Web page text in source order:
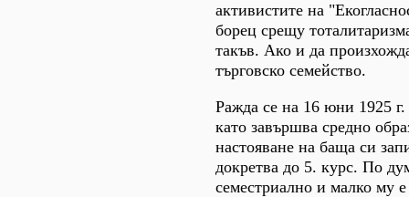
активистите на
борец срещу
такъв. Ако и да
търговско семейство.
Ражда се на 16 юни 1925
като завършва средно
настояване на баща си
докретва до 5. курс. По
семестриално и малко му е